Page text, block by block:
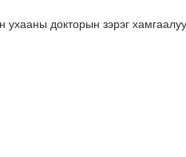
ухааны докторын зэрэг